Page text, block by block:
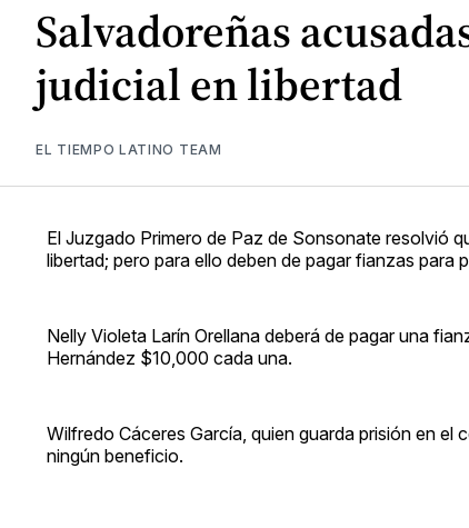
Salvadoreñas
judicial en libertad
EL TIEMPO LATINO TEAM
El Juzgado Primero de Paz de Sonsonate resolvió
libertad; pero para ello deben de pagar fianzas para
Nelly Violeta Larín Orellana deberá de pagar una
Hernández $10,000 cada una.
Wilfredo Cáceres García, quien guarda prisión en
ningún beneficio.